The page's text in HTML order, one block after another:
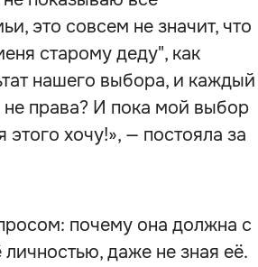
это совсем не значит, что
старому деду", как
нашего выбора, и каждый
права? И пока мой выбор
хочу!», — постояла за
почему она должна с
даже не зная её.